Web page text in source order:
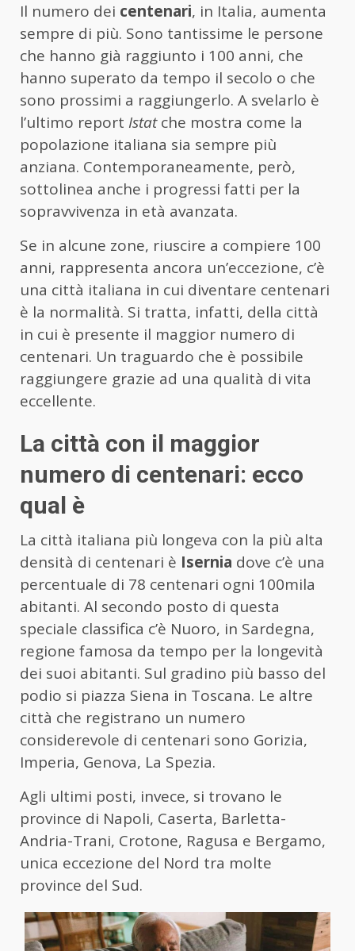
Il numero dei centenari, in Italia, aumenta
sempre di più. Sono tantissime le persone
che hanno già raggiunto i 100 anni, che
hanno superato da tempo il secolo o che
sono prossimi a raggiungerlo. A svelarlo è
l’ultimo report Istatche mostra come la
popolazione italiana sia sempre più
anziana. Contemporaneamente, però,
sottolinea anche i progressi fatti per la
sopravvivenza in età avanzata.
Se in alcune zone, riuscire a compiere 100
anni, rappresenta ancora un’eccezione, c’è
una città italiana in cui diventare centenari
è la normalità. Si tratta, infatti, della città
in cui è presente il maggior numero di
centenari. Un traguardo che è possibile
raggiungere grazie ad una qualità di vita
eccellente.
La città con il maggior
numero di centenari: ecco
qual è
La città italiana più longeva con la più alta
densità di centenari è Isernia dove c’è una
percentuale di 78 centenari ogni 100mila
abitanti. Al secondo posto di questa
speciale classifica c’è Nuoro, in Sardegna,
regione famosa da tempo per la longevità
dei suoi abitanti. Sul gradino più basso del
podio si piazza Siena in Toscana. Le altre
città che registrano un numero
considerevole di centenari sono Gorizia,
Imperia, Genova, La Spezia.
Agli ultimi posti, invece, si trovano le
province di Napoli, Caserta, Barletta-
Andria-Trani, Crotone, Ragusa e Bergamo,
unica eccezione del Nord tra molte
province del Sud.